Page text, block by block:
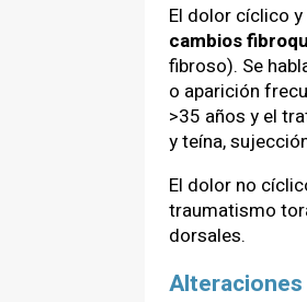
El dolor cíclico
cambios
fibroso). Se
o aparición
>35 años y el
y teína,
El dolor no
traumatismo
dorsales.
Alteraciones